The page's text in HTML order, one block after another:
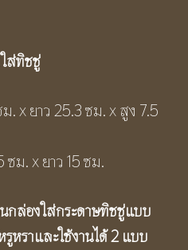
ส่ทิชชู่
. x ยาว 25.3 ซม. x สูง 7.5
ซม. x ยาว 15 ซม.
นกล่องใส่กระดาษทิชชู่แบบ
หราและใช้งานได้2 แบบ